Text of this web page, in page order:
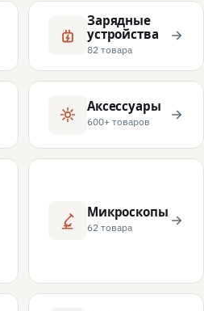
Зарядные
устройства
82 товара
Аксессуары
600+ товаров
Микроскопы
62 товара